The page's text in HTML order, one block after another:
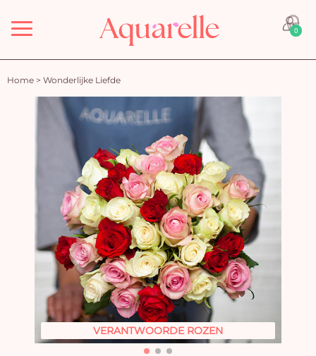
Menu 0
Home > Wonderlijke Liefde
VERANTWOORDE ROZEN